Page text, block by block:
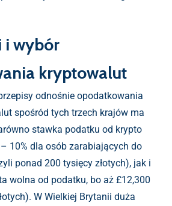
i wybór
kryptowalut
odnośnie opodatkowania
spośród tych trzech krajów ma
stawka podatku od krypto
10% dla osób zarabiających do
ponad 200 tysięcy złotych), jak i
wolna od podatku, bo aż £12,300
W Wielkiej Brytanii duża